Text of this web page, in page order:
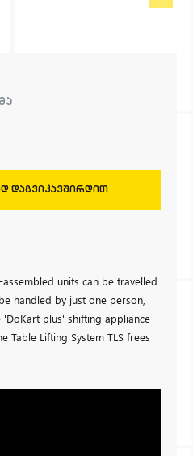
Დაგვიკავშირდით
units can be travelled
handled by just one person,
plus' shifting appliance
Table Lifting System TLS frees